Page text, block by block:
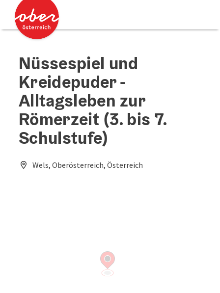
Accesskey
Accesskey
Nüssespiel und
Kreidepuder -
Alltagsleben zur
Römerzeit (3. bis 7.
Schulstufe)
Wels, Oberösterreich, Österreich